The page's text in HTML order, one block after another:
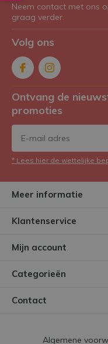
Neem contact met ons
graag verder.
Volg ons
Ontvang de
promoties
* Lees hier de wettelijke
Meer informatie
Klantenservice
Mijn account
Categorieën
Contact
Algemene